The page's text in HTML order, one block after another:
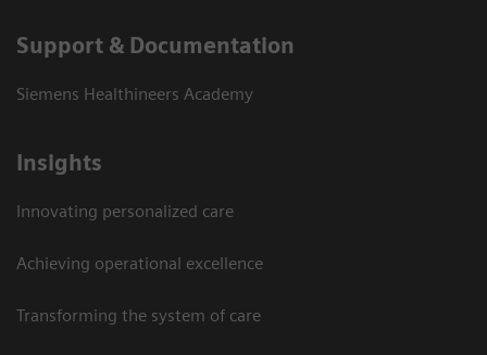
Support & Documentation
Siemens Healthineers Academy
Insights
Innovating personalized care
Achieving operational excellence
Transforming the system of care